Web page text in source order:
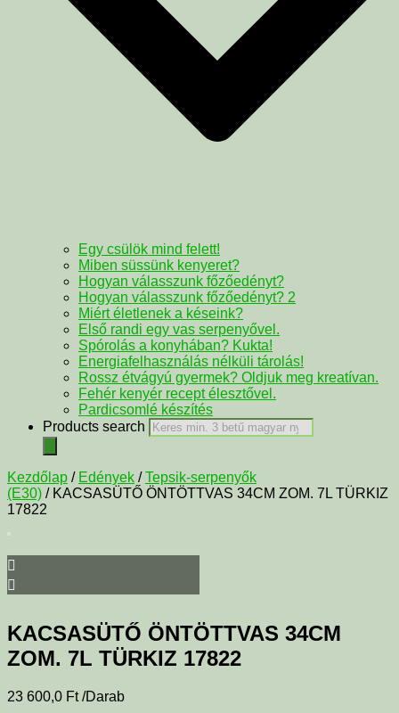
Egy csülök mind felett!
Miben süssünk kenyeret?
Hogyan válasszunk főzőedényt?
Hogyan válasszunk főzőedényt? 2
Miért életlenek a késeink?
Első randi egy vas serpenyővel.
Spórolás a konyhában? Kukta!
Energiafelhasználás nélküli tárolás!
Rossz étvágyú gyermek? Oldjuk meg kreatívan.
Fehér kenyér recept élesztővel.
Pardicsomlé készítés
Products search
Kezdőlap / Edények /Tepsik-serpenyők
(E30) / KACSASÜTŐ ÖNTÖTTVAS 34CM ZOM. 7L TÜRKIZ
17822
KACSASÜTŐ ÖNTÖTTVAS 34CM
ZOM. 7L TÜRKIZ 17822
23 600,0 Ft /Darab